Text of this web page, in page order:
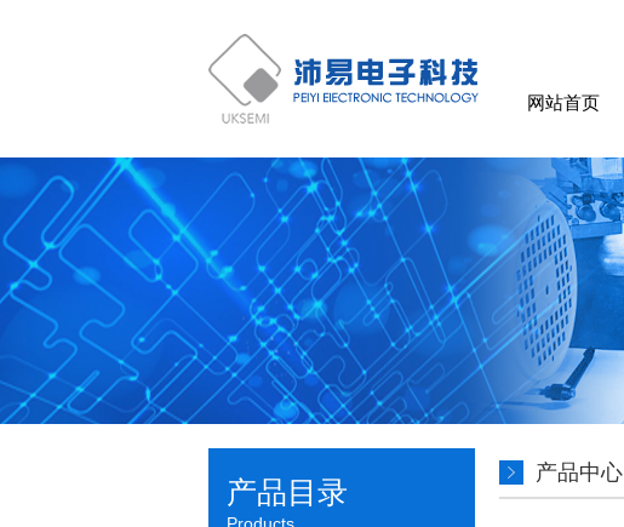
网站首页
产品目录
产品中心